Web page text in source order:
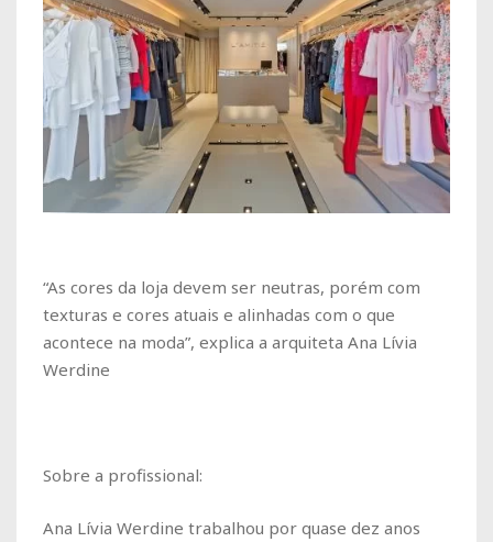
“As cores da loja devem ser neutras, porém com
texturas e cores atuais e alinhadas com o que
acontece na moda”, explica a arquiteta Ana Lívia
Werdine
Sobre a profissional:
Ana Lívia Werdine trabalhou por quase dez anos